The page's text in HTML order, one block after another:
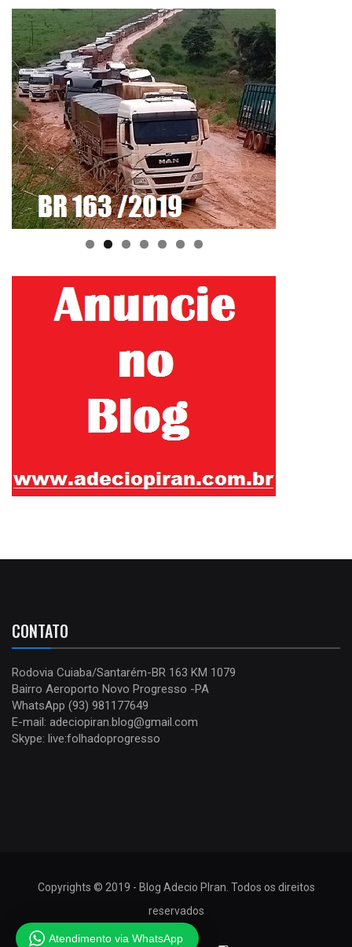
CONTATO
Rodovia Cuiaba/Santarém-BR 163 KM 1079
Bairro Aeroporto Novo Progresso -PA
WhatsApp (93) 981177649
E-mail: adeciopiran.blog@gmail.com
Skype: live:folhadoprogresso
Copyrights © 2019 - Blog Adecio PIran. Todos os direitos
reservados
Atendimento via WhatsApp